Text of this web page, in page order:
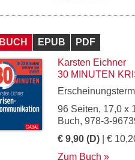
BUCH EPUB
PDF
Karsten Eichner
30 MINUTEN
96 Seiten, 17,0 x
Buch, 978-3-
€ 9,90 (D) | €
Zum Buch